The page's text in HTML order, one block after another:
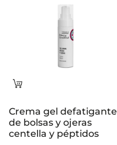
Leer
Crema gel defatigante
de bolsas y ojeras
centella y péptidos